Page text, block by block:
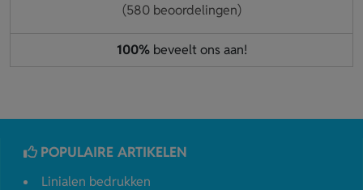
(580 beoordelingen)
100%beveelt ons aan!
POPULAIRE ARTIKELEN
Linialen bedrukken